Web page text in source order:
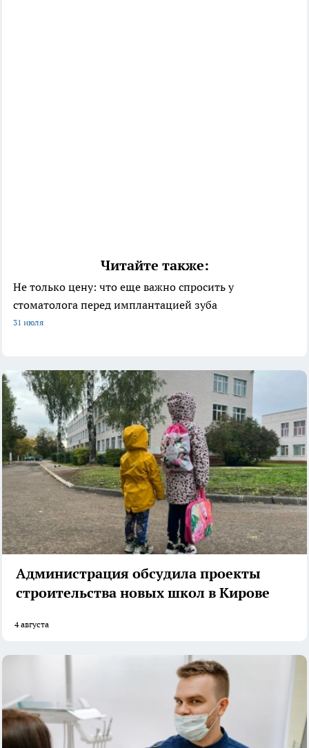
Читайте также:
Не только цену: что еще важно спросить у
стоматолога перед имплантацией зуба
31 июля
Администрация обсудила проекты
строительства новых школ в Кирове
4 августа